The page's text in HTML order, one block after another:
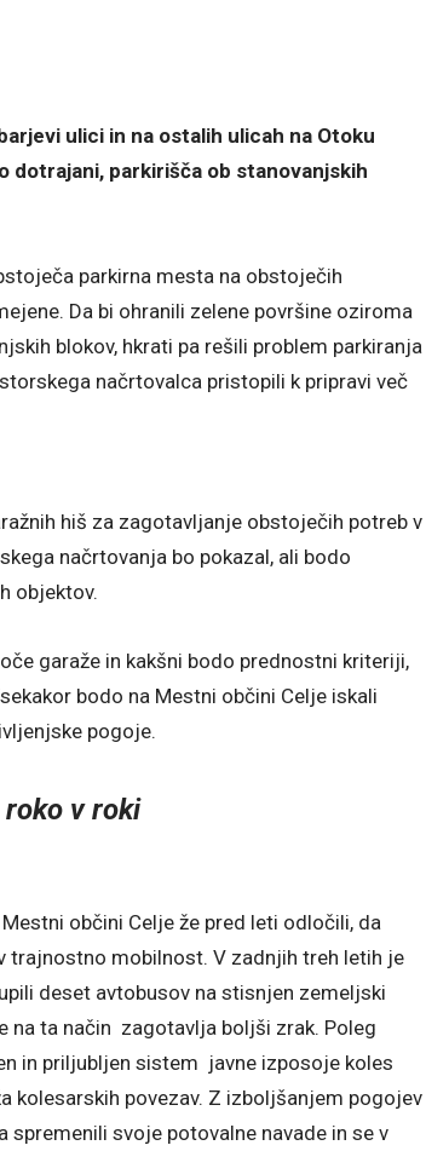
ulici in na ostalih ulicah na Otoku
dotrajani, parkirišča ob stanovanjskih
parkirna mesta na obstoječih
Da bi ohranili zelene površine oziroma
blokov, hkrati pa rešili problem parkiranja
načrtovalca pristopili k pripravi več
hiš za zagotavljanje obstoječih potreb v
načrtovanja bo pokazal, ali bodo
objektov.
garaže in kakšni bodo prednostni kriteriji,
bodo na Mestni občini Celje iskali
pogoje.
v roki
občini Celje že pred leti odločili, da
trajnostno mobilnost. V zadnjih treh letih je
deset avtobusov na stisnjen zemeljski
na ta način zagotavlja boljši zrak. Poleg
in priljubljen sistem javne izposoje koles
kolesarskih povezav. Z izboljšanjem pogojev
svoje potovalne navade in se v